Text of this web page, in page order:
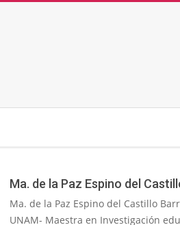
Ma. de la Paz Espino del
Ma. de la Paz Espino del Castillo
UNAM- Maestra en Investigación